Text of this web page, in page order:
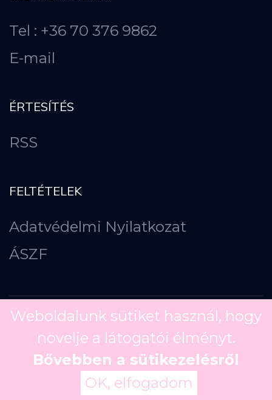
Tel : +36 70 376 9862
E-mail
ÉRTESÍTÉS
RSS
FELTÉTELEK
Adatvédelmi Nyilatkozat
ÁSZF
Copyright © 2026
Weboldalunk sütiket használ, hogy
növelje a látogatói élményt.
Bővebben a sütikezelésről
OK, elfogadom